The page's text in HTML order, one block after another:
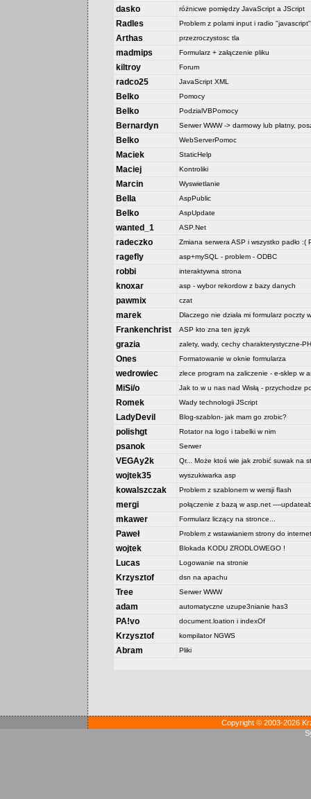
dasko różnicwe pomiędzy JavaScript a JScript
Radles Problem z polami input i radio "javascript"
Arthas przezroczystosc tla
madmips Formularz + załączenie pliku
kiltroy Forum
radco25 JavaScript XML
Belko Pomocy
Belko PodzialVBPomocy
Bernardyn Serwer WWW -> darmowy lub płatny,
Belko WebServerPomoc
Maciek StaticHelp
Maciej Kontroliki
Marcin Wyswietlanie
Bella AspPublic
Belko AspUpdate
wanted_1 ASP.Net
radeczko Zmiana serwera ASP i wszystko padło :(
ragefly asp+mySQL - problem - ODBC
robbi interaktywna strona
knoxar asp - wybor rekordow z bazy danych
pawmix czat
marek Dlaczego nie działa mi formularz poczty
Frankenchrist ASP kto zna ten język
grazia zalety, wady, cechy charakterystyczne-
Ones Formatowanie w oknie formularza
wedrowiec zlece program na zaliczenie - e-sklep w
MiSi/o Jak to w u nas nad Wisłą - przychodze
Romek Wady technologii JScript
LadyDevil Blog-szablon- jak mam go zrobic?
polishgt Rotator na logo i tabelki w nim
psanok Serwer
VEGAy2k Qr... Może ktoś wie jak zrobić suwak na
wojtek35 wyszukiwarka asp
kowalszczak Problem z szablonem w wersji flash
mergi połączenie z bazą w asp.net ----
mkawer Formularz liczący na stronce...
Paweł Problem z wstawianiem strony do
wojtek Blokada KODU ZRODLOWEGO !
Lucas Logowanie na stronie
Krzysztof dsn na apachu
Tree Serwer WWW
adam automatyczne uzupe3nianie has3
PA!vo document.loation i indexOf
Krzysztof kompilator NGWS
Abram Pliki
Copyright © 2003-2026